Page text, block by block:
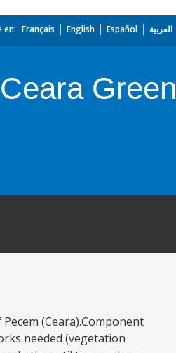
en: Français English Español العربية
Green
(Ceara).Component
needed (vegetation